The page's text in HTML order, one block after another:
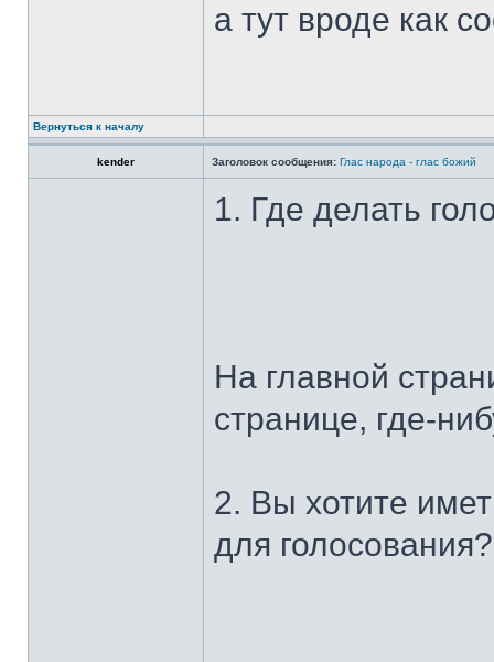
а тут вроде как
Вернуться к началу
kender Заголовок сообщения: Глас народа - глас божий
1. Где делать
На главной
странице, где-
2. Вы хотите
для голосования?